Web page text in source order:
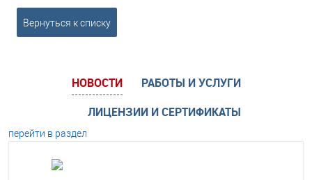
Вернуться к списку
НОВОСТИ
РАБОТЫ И УСЛУГИ
ЛИЦЕНЗИИ И СЕРТИФИКАТЫ
перейти в раздел